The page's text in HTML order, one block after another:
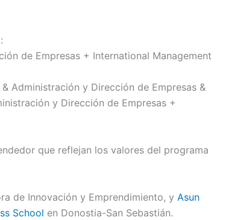
de Empresas + International Management
Administración y Dirección de Empresas &
y Dirección de Empresas +
que reflejan los valores del programa
de Innovación y Emprendimiento, y Asun
School en Donostia-San Sebastián.